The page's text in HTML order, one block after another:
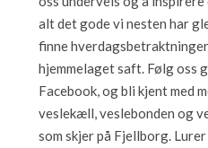
alt det gode vi nesten har
finne
hjemmelaget saft. Følg oss
Facebook, og bli kjent med
veslekæll, veslebonden og
som skjer på Fjellborg. Lurer